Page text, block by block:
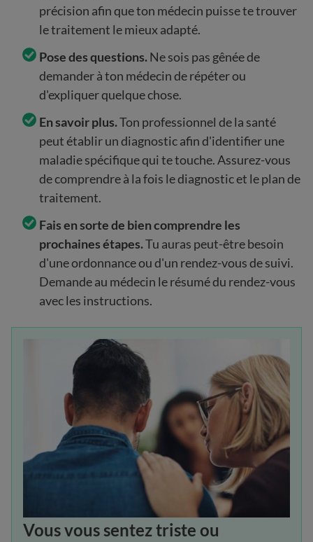
précision afin que ton médecin puisse te trouver
le traitement le mieux adapté.
Pose des questions.Ne sois pas gênée de
demander à ton médecin de répéter ou
d'expliquer quelque chose.
En savoir plus.Ton professionnel de la santé
peut établir un diagnostic afin d'identifier une
maladie spécifique qui te touche. Assurez-vous
de comprendre à la fois le diagnostic et le plan de
traitement.
Fais en sorte de bien comprendre les
prochaines étapes.Tu auras peut-être besoin
d'une ordonnance ou d'un rendez-vous de suivi.
Demande au médecin le résumé du rendez-vous
avec les instructions.
Vous vous sentez triste ou